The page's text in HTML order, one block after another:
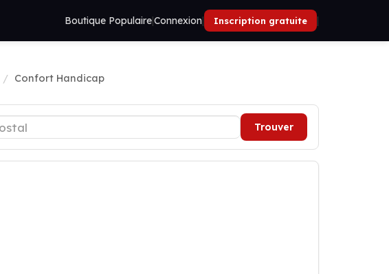
Boutique Populaire|Connexion| Inscription gratuite |
Confort Handicap
Trouver